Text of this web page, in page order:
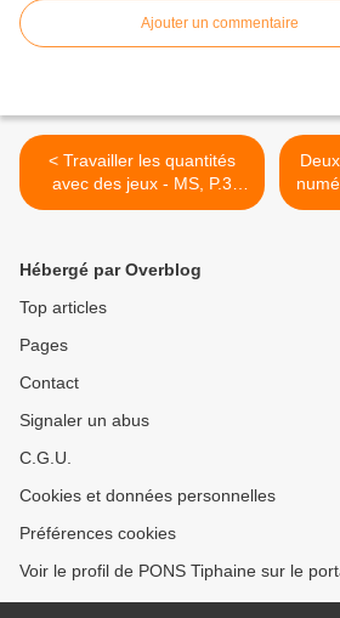
Ajouter un commentaire
< Travailler les quantités
avec des jeux - MS, P.3
2023
Hébergé par Overblog
Top articles
Pages
Contact
Signaler un abus
C.G.U.
Cookies et données personnelles
Préférences cookies
Voir le profil de PONS Tiphaine sur le